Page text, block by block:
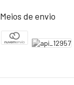
Meios de envio